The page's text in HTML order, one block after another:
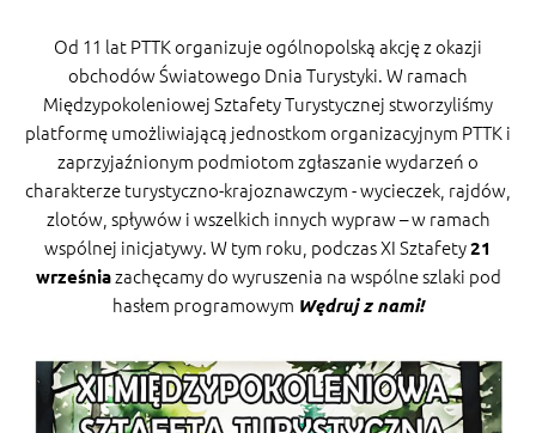
Od 11 lat PTTK organizuje ogólnopolską akcję z okazji
obchodów Światowego Dnia Turystyki. W ramach
Międzypokoleniowej Sztafety Turystycznej stworzyliśmy
platformę umożliwiającą jednostkom organizacyjnym PTTK i
zaprzyjaźnionym podmiotom zgłaszanie wydarzeń o
charakterze turystyczno-krajoznawczym - wycieczek, rajdów,
zlotów, spływów i wszelkich innych wypraw – w ramach
wspólnej inicjatywy. W tym roku, podczas XI Sztafety21
wrześniazachęcamy do wyruszenia na wspólne szlaki pod
hasłem programowym Wędruj z nami!